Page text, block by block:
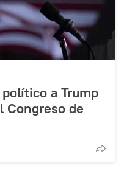
a Trump
Congreso de